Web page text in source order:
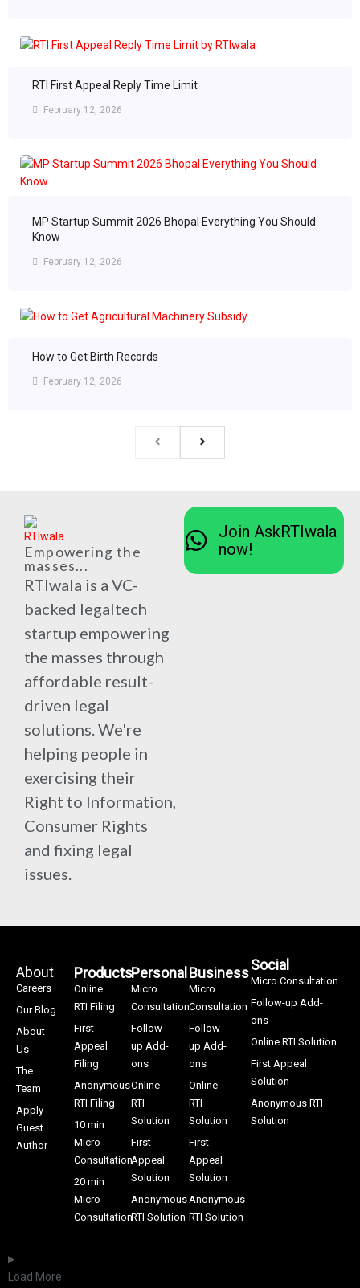
RTI First Appeal Reply Time Limit
February 12, 2026
MP Startup Summit 2026 Bhopal Everything You Should
Know
February 12, 2026
How to Get Birth Records
February 12, 2026
Empowering the
masses...
RTIwala is a VC-
backed legaltech
startup empowering
the masses through
affordable result-
driven legal
solutions. We're
helping people in
exercising their
Right to Information,
Consumer Rights
and fixing legal
issues.
Join AskRTIwala
now!
About
Careers
Our Blog
About
Us
The
Team
Apply
Guest
Author
Products
Online
RTI Filing
First
Appeal
Filing
Anonymous
RTI Filing
10 min
Micro
Consultation
20 min
Micro
Consultation
Personal
Micro
Consultation
Follow-
up Add-
ons
Online
RTI
Solution
First
Appeal
Solution
Anonymous
RTI Solution
Business
Micro
Consultation
Follow-
up Add-
ons
Online
RTI
Solution
First
Appeal
Solution
Anonymous
RTI Solution
Social
Micro Consultation
Follow-up Add-
ons
Online RTI Solution
First Appeal
Solution
Anonymous RTI
Solution
Load More